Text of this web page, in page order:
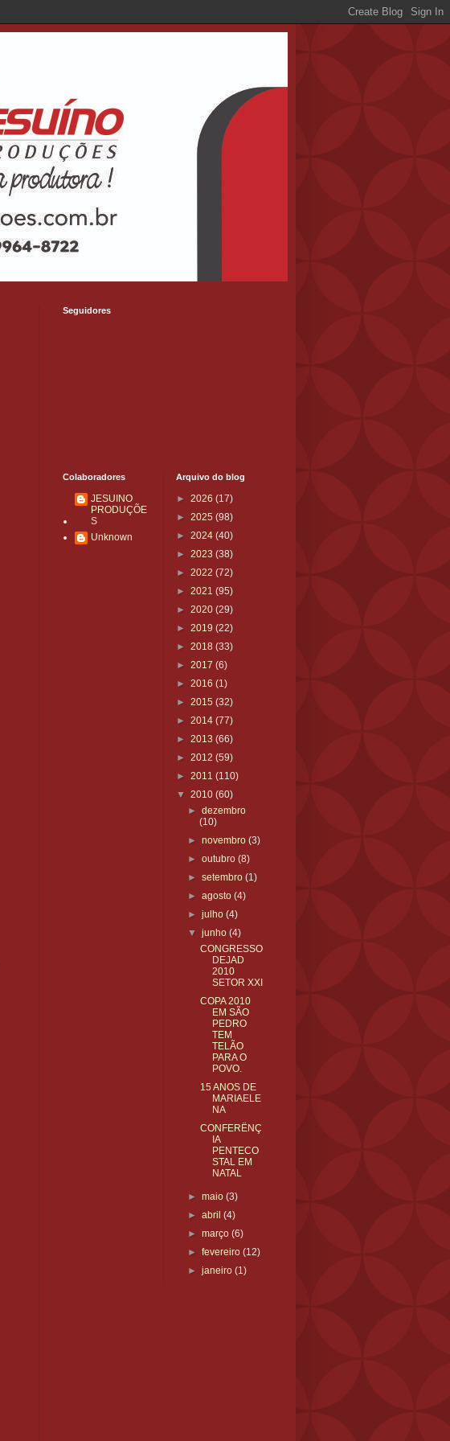
Seguidores
Colaboradores
JESUINO
PRODUÇÕE
S
Unknown
Arquivo do blog
► 2026 (17)
► 2025 (98)
► 2024 (40)
► 2023 (38)
► 2022 (72)
► 2021 (95)
► 2020 (29)
► 2019 (22)
► 2018 (33)
► 2017 (6)
► 2016 (1)
► 2015 (32)
► 2014 (77)
► 2013 (66)
► 2012 (59)
► 2011 (110)
▼ 2010 (60)
►dezembro
(10)
►novembro(3)
►outubro(8)
►setembro(1)
►agosto(4)
►julho(4)
▼junho(4)
CONGRESSO
DEJAD
2010
SETOR XXI
COPA 2010
EM SÃO
PEDRO
TEM
TELÃO
PARA O
POVO.
15 ANOS DE
MARIAELE
NA
CONFERËNÇ
IA
PENTECO
STAL EM
NATAL
►maio(3)
►abril(4)
►março(6)
►fevereiro(12)
►janeiro(1)